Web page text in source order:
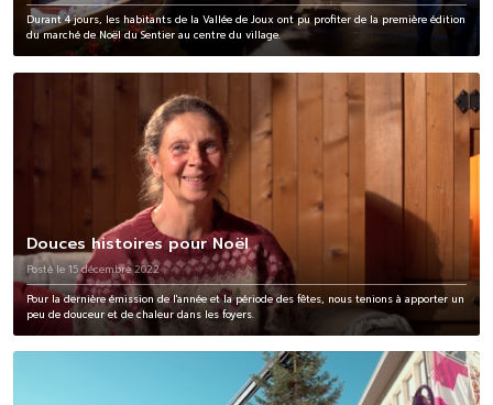
Durant 4 jours, les habitants de la Vallée de Joux ont pu profiter de la première édition
du marché de Noël du Sentier au centre du village.
Douces histoires pour Noël
Posté le 15 décembre 2022
Pour la dernière émission de l'année et la période des fêtes, nous tenions à apporter un
peu de douceur et de chaleur dans les foyers.